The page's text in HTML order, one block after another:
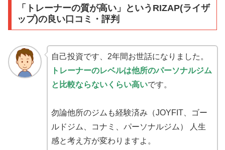
「トレーナーの質が高い」というRIZAP(ライザ
ップ)の良い口コミ・評判
自己投資です、2年間お世話になりました。
トレーナーのレベルは他所のパーソナルジム
と比較ならないくらい高いです。
勿論他所のジムも経験済み（JOYFIT、ゴー
ルドジム、コナミ、パーソナルジム） 人生
感と考え方が変わりますよ。